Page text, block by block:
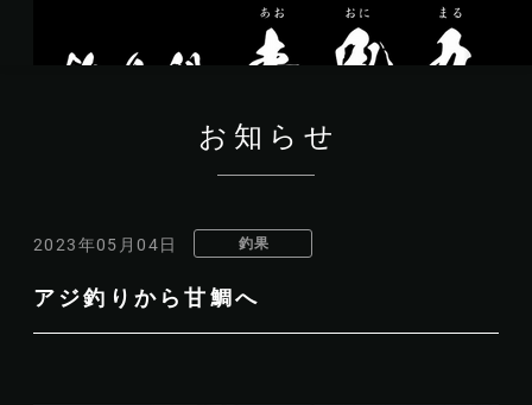
お知らせ
2023年05月04日 釣果
アジ釣りから甘鯛へ